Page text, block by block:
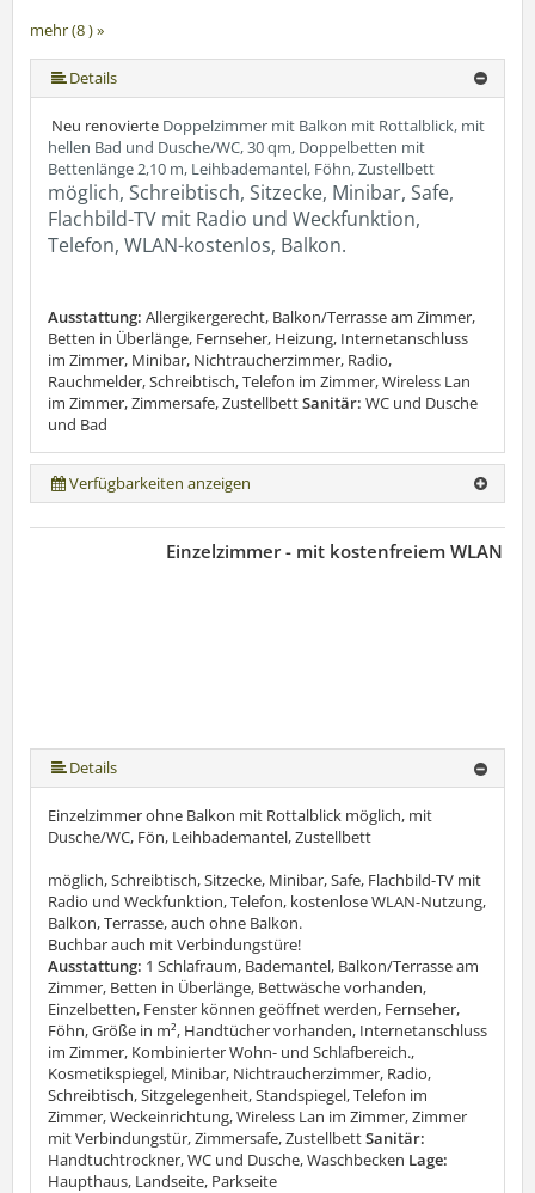
mehr (8 ) »
mehr (8 ) »
mehr (8 ) »
mehr (8 ) »
mehr (8 ) »
Details
Neu renovierte Doppelzimmer mit Balkon mit Rottalblick, mit
hellen Bad und Dusche/WC, 30 qm, Doppelbetten mit
Bettenlänge 2,10 m, Leihbademantel, Föhn, Zustellbett
möglich, Schreibtisch, Sitzecke, Minibar, Safe,
Flachbild-TV mit Radio und Weckfunktion,
Telefon, WLAN-kostenlos, Balkon.
Ausstattung: Allergikergerecht, Balkon/Terrasse am Zimmer,
Betten in Überlänge, Fernseher, Heizung, Internetanschluss
im Zimmer, Minibar, Nichtraucherzimmer, Radio,
Rauchmelder, Schreibtisch, Telefon im Zimmer, Wireless Lan
im Zimmer, Zimmersafe, ZustellbettSanitär: WC und Dusche
und Bad
Verfügbarkeiten anzeigen
Einzelzimmer - mit kostenfreiem WLAN
Details
Einzelzimmer ohne Balkon mit Rottalblick möglich, mit
Dusche/WC, Fön, Leihbademantel, Zustellbett
möglich, Schreibtisch, Sitzecke, Minibar, Safe, Flachbild-TV mit
Radio und Weckfunktion, Telefon, kostenlose WLAN-Nutzung,
Balkon, Terrasse, auch ohne Balkon.
Buchbar auch mit Verbindungstüre!
Ausstattung: 1 Schlafraum, Bademantel, Balkon/Terrasse am
Zimmer, Betten in Überlänge, Bettwäsche vorhanden,
Einzelbetten, Fenster können geöffnet werden, Fernseher,
Föhn, Größe in m², Handtücher vorhanden, Internetanschluss
im Zimmer, Kombinierter Wohn- und Schlafbereich.,
Kosmetikspiegel, Minibar, Nichtraucherzimmer, Radio,
Schreibtisch, Sitzgelegenheit, Standspiegel, Telefon im
Zimmer, Weckeinrichtung, Wireless Lan im Zimmer, Zimmer
mit Verbindungstür, Zimmersafe, ZustellbettSanitär:
Handtuchtrockner, WC und Dusche, Waschbecken Lage:
Haupthaus, Landseite, Parkseite